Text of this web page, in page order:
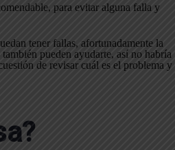
para evitar alguna falla y
tener fallas, afortunadamente la
también pueden ayudarte, así no habría
de revisar cuál es el problema y